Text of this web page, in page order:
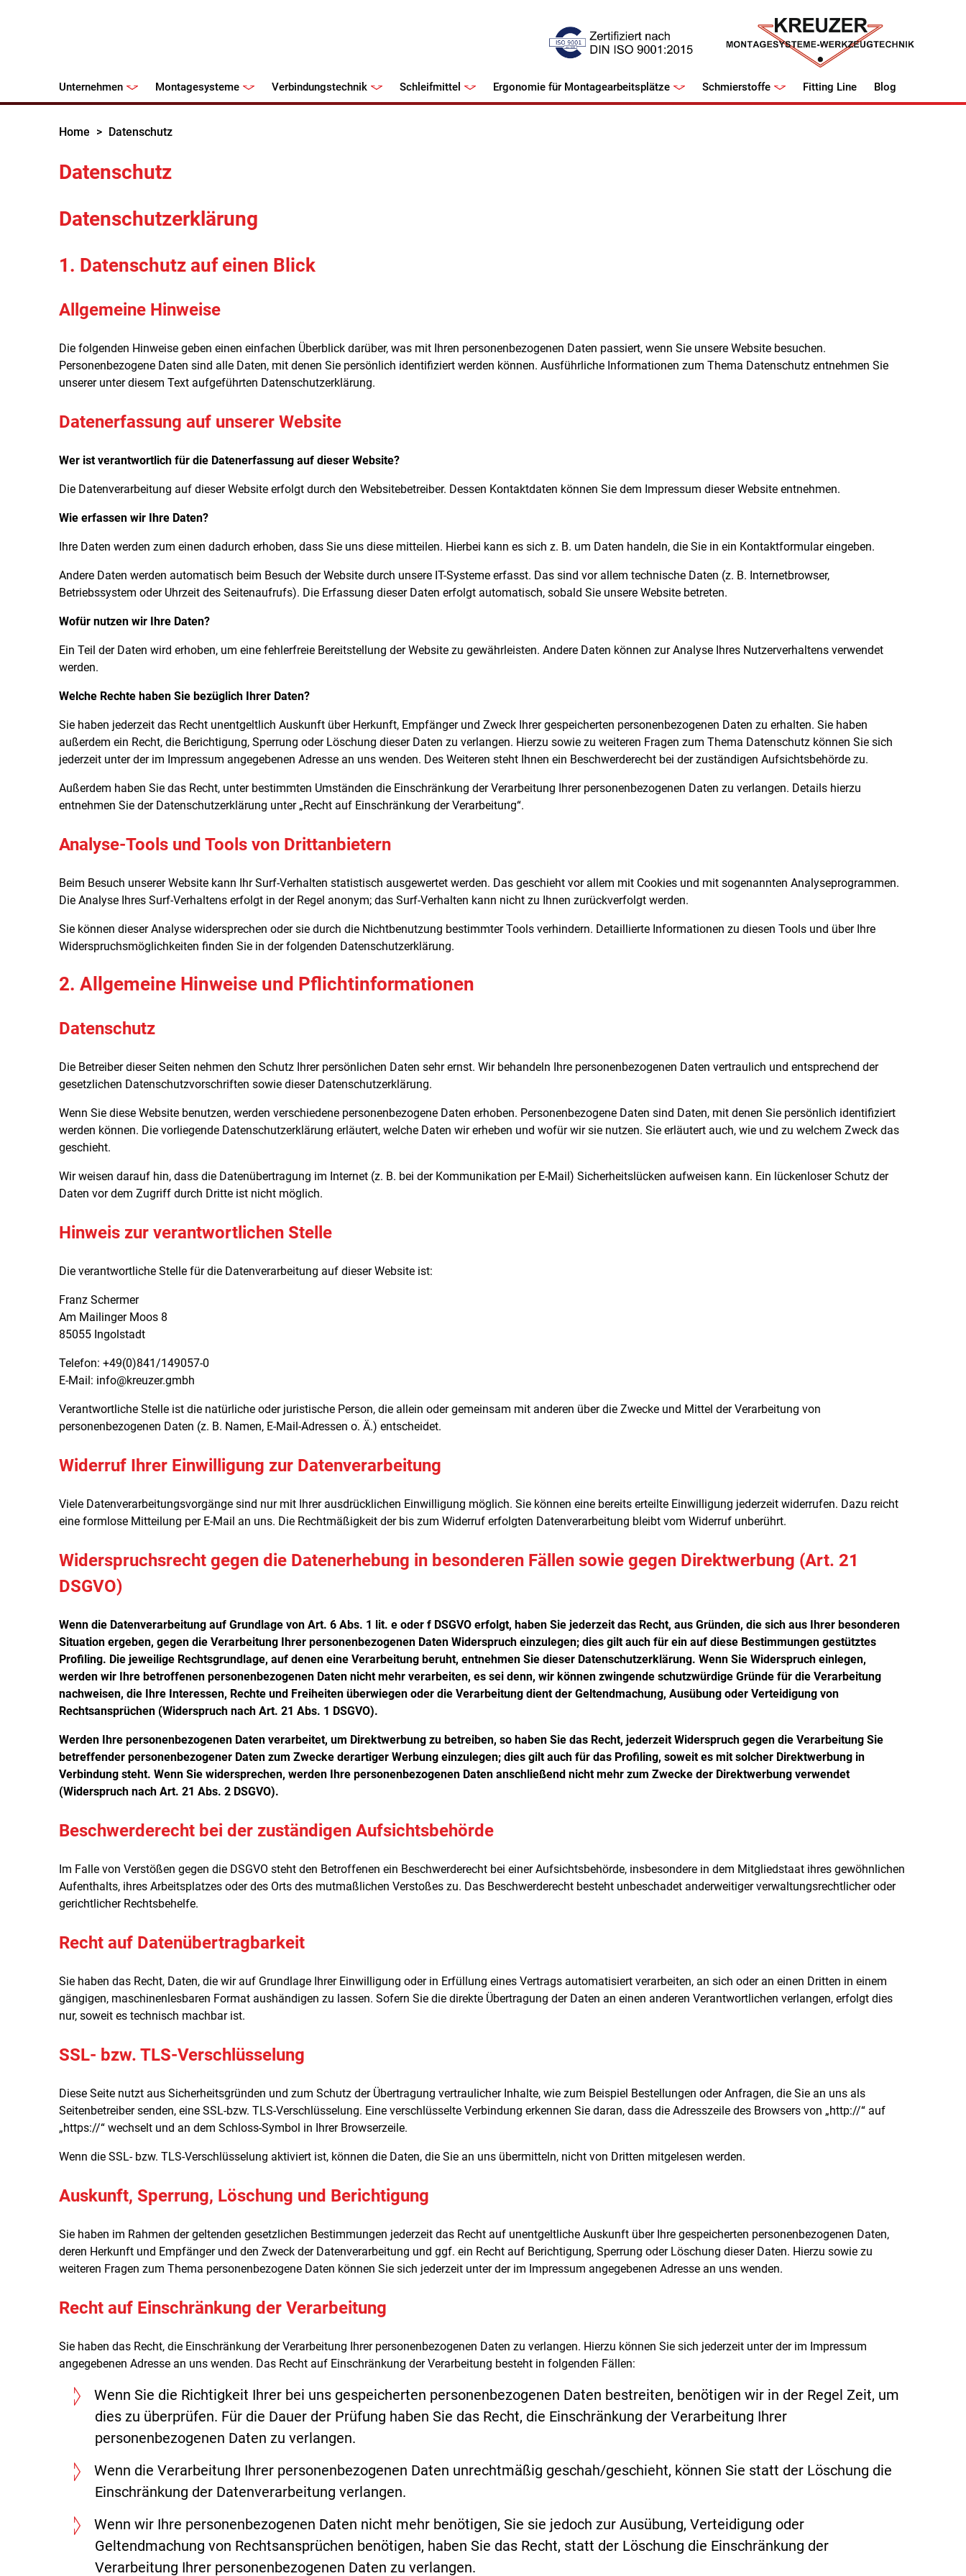
Unternehmen Montagesysteme Verbindungstechnik Schleifmittel Ergonomie für Montagearbeitsplätze Schmierstoffe Fitting Line Blog
Home > Datenschutz
Datenschutz
Datenschutzerklärung
1. Datenschutz auf einen Blick
Allgemeine Hinweise
Die folgenden Hinweise geben einen einfachen Überblick darüber, was mit Ihren personenbezogenen Daten passiert, wenn Sie unsere Website besuchen.
Personenbezogene Daten sind alle Daten, mit denen Sie persönlich identifiziert werden können. Ausführliche Informationen zum Thema Datenschutz entnehmen Sie
unserer unter diesem Text aufgeführten Datenschutzerklärung.
Datenerfassung auf unserer Website
Wer ist verantwortlich für die Datenerfassung auf dieser Website?
Die Datenverarbeitung auf dieser Website erfolgt durch den Websitebetreiber. Dessen Kontaktdaten können Sie dem Impressum dieser Website entnehmen.
Wie erfassen wir Ihre Daten?
Ihre Daten werden zum einen dadurch erhoben, dass Sie uns diese mitteilen. Hierbei kann es sich z. B. um Daten handeln, die Sie in ein Kontaktformular eingeben.
Andere Daten werden automatisch beim Besuch der Website durch unsere IT-Systeme erfasst. Das sind vor allem technische Daten (z. B. Internetbrowser,
Betriebssystem oder Uhrzeit des Seitenaufrufs). Die Erfassung dieser Daten erfolgt automatisch, sobald Sie unsere Website betreten.
Wofür nutzen wir Ihre Daten?
Ein Teil der Daten wird erhoben, um eine fehlerfreie Bereitstellung der Website zu gewährleisten. Andere Daten können zur Analyse Ihres Nutzerverhaltens verwendet
werden.
Welche Rechte haben Sie bezüglich Ihrer Daten?
Sie haben jederzeit das Recht unentgeltlich Auskunft über Herkunft, Empfänger und Zweck Ihrer gespeicherten personenbezogenen Daten zu erhalten. Sie haben
außerdem ein Recht, die Berichtigung, Sperrung oder Löschung dieser Daten zu verlangen. Hierzu sowie zu weiteren Fragen zum Thema Datenschutz können Sie sich
jederzeit unter der im Impressum angegebenen Adresse an uns wenden. Des Weiteren steht Ihnen ein Beschwerderecht bei der zuständigen Aufsichtsbehörde zu.
Außerdem haben Sie das Recht, unter bestimmten Umständen die Einschränkung der Verarbeitung Ihrer personenbezogenen Daten zu verlangen. Details hierzu
entnehmen Sie der Datenschutzerklärung unter „Recht auf Einschränkung der Verarbeitung“.
Analyse-Tools und Tools von Drittanbietern
Beim Besuch unserer Website kann Ihr Surf-Verhalten statistisch ausgewertet werden. Das geschieht vor allem mit Cookies und mit sogenannten Analyseprogrammen.
Die Analyse Ihres Surf-Verhaltens erfolgt in der Regel anonym; das Surf-Verhalten kann nicht zu Ihnen zurückverfolgt werden.
Sie können dieser Analyse widersprechen oder sie durch die Nichtbenutzung bestimmter Tools verhindern. Detaillierte Informationen zu diesen Tools und über Ihre
Widerspruchsmöglichkeiten finden Sie in der folgenden Datenschutzerklärung.
2. Allgemeine Hinweise und Pflichtinformationen
Datenschutz
Die Betreiber dieser Seiten nehmen den Schutz Ihrer persönlichen Daten sehr ernst. Wir behandeln Ihre personenbezogenen Daten vertraulich und entsprechend der
gesetzlichen Datenschutzvorschriften sowie dieser Datenschutzerklärung.
Wenn Sie diese Website benutzen, werden verschiedene personenbezogene Daten erhoben. Personenbezogene Daten sind Daten, mit denen Sie persönlich identifiziert
werden können. Die vorliegende Datenschutzerklärung erläutert, welche Daten wir erheben und wofür wir sie nutzen. Sie erläutert auch, wie und zu welchem Zweck das
geschieht.
Wir weisen darauf hin, dass die Datenübertragung im Internet (z. B. bei der Kommunikation per E-Mail) Sicherheitslücken aufweisen kann. Ein lückenloser Schutz der
Daten vor dem Zugriff durch Dritte ist nicht möglich.
Hinweis zur verantwortlichen Stelle
Die verantwortliche Stelle für die Datenverarbeitung auf dieser Website ist:
Franz Schermer
Am Mailinger Moos 8
85055 Ingolstadt
Telefon: +49(0)841/149057-0
E-Mail: info@kreuzer.gmbh
Verantwortliche Stelle ist die natürliche oder juristische Person, die allein oder gemeinsam mit anderen über die Zwecke und Mittel der Verarbeitung von
personenbezogenen Daten (z. B. Namen, E-Mail-Adressen o. Ä.) entscheidet.
Widerruf Ihrer Einwilligung zur Datenverarbeitung
Viele Datenverarbeitungsvorgänge sind nur mit Ihrer ausdrücklichen Einwilligung möglich. Sie können eine bereits erteilte Einwilligung jederzeit widerrufen. Dazu reicht
eine formlose Mitteilung per E-Mail an uns. Die Rechtmäßigkeit der bis zum Widerruf erfolgten Datenverarbeitung bleibt vom Widerruf unberührt.
Widerspruchsrecht gegen die Datenerhebung in besonderen Fällen sowie gegen Direktwerbung (Art. 21
DSGVO)
Wenn die Datenverarbeitung auf Grundlage von Art. 6 Abs. 1 lit. e oder f DSGVO erfolgt, haben Sie jederzeit das Recht, aus Gründen, die sich aus Ihrer besonderen
Situation ergeben, gegen die Verarbeitung Ihrer personenbezogenen Daten Widerspruch einzulegen; dies gilt auch für ein auf diese Bestimmungen gestütztes
Profiling. Die jeweilige Rechtsgrundlage, auf denen eine Verarbeitung beruht, entnehmen Sie dieser Datenschutzerklärung. Wenn Sie Widerspruch einlegen,
werden wir Ihre betroffenen personenbezogenen Daten nicht mehr verarbeiten, es sei denn, wir können zwingende schutzwürdige Gründe für die Verarbeitung
nachweisen, die Ihre Interessen, Rechte und Freiheiten überwiegen oder die Verarbeitung dient der Geltendmachung, Ausübung oder Verteidigung von
Rechtsansprüchen (Widerspruch nach Art. 21 Abs. 1 DSGVO).
Werden Ihre personenbezogenen Daten verarbeitet, um Direktwerbung zu betreiben, so haben Sie das Recht, jederzeit Widerspruch gegen die Verarbeitung Sie
betreffender personenbezogener Daten zum Zwecke derartiger Werbung einzulegen; dies gilt auch für das Profiling, soweit es mit solcher Direktwerbung in
Verbindung steht. Wenn Sie widersprechen, werden Ihre personenbezogenen Daten anschließend nicht mehr zum Zwecke der Direktwerbung verwendet
(Widerspruch nach Art. 21 Abs. 2 DSGVO).
Beschwerderecht bei der zuständigen Aufsichtsbehörde
Im Falle von Verstößen gegen die DSGVO steht den Betroffenen ein Beschwerderecht bei einer Aufsichtsbehörde, insbesondere in dem Mitgliedstaat ihres gewöhnlichen
Aufenthalts, ihres Arbeitsplatzes oder des Orts des mutmaßlichen Verstoßes zu. Das Beschwerderecht besteht unbeschadet anderweitiger verwaltungsrechtlicher oder
gerichtlicher Rechtsbehelfe.
Recht auf Datenübertragbarkeit
Sie haben das Recht, Daten, die wir auf Grundlage Ihrer Einwilligung oder in Erfüllung eines Vertrags automatisiert verarbeiten, an sich oder an einen Dritten in einem
gängigen, maschinenlesbaren Format aushändigen zu lassen. Sofern Sie die direkte Übertragung der Daten an einen anderen Verantwortlichen verlangen, erfolgt dies
nur, soweit es technisch machbar ist.
SSL- bzw. TLS-Verschlüsselung
Diese Seite nutzt aus Sicherheitsgründen und zum Schutz der Übertragung vertraulicher Inhalte, wie zum Beispiel Bestellungen oder Anfragen, die Sie an uns als
Seitenbetreiber senden, eine SSL-bzw. TLS-Verschlüsselung. Eine verschlüsselte Verbindung erkennen Sie daran, dass die Adresszeile des Browsers von „http://“ auf
„https://“ wechselt und an dem Schloss-Symbol in Ihrer Browserzeile.
Wenn die SSL- bzw. TLS-Verschlüsselung aktiviert ist, können die Daten, die Sie an uns übermitteln, nicht von Dritten mitgelesen werden.
Auskunft, Sperrung, Löschung und Berichtigung
Sie haben im Rahmen der geltenden gesetzlichen Bestimmungen jederzeit das Recht auf unentgeltliche Auskunft über Ihre gespeicherten personenbezogenen Daten,
deren Herkunft und Empfänger und den Zweck der Datenverarbeitung und ggf. ein Recht auf Berichtigung, Sperrung oder Löschung dieser Daten. Hierzu sowie zu
weiteren Fragen zum Thema personenbezogene Daten können Sie sich jederzeit unter der im Impressum angegebenen Adresse an uns wenden.
Recht auf Einschränkung der Verarbeitung
Sie haben das Recht, die Einschränkung der Verarbeitung Ihrer personenbezogenen Daten zu verlangen. Hierzu können Sie sich jederzeit unter der im Impressum
angegebenen Adresse an uns wenden. Das Recht auf Einschränkung der Verarbeitung besteht in folgenden Fällen:
Wenn Sie die Richtigkeit Ihrer bei uns gespeicherten personenbezogenen Daten bestreiten, benötigen wir in der Regel Zeit, um
dies zu überprüfen. Für die Dauer der Prüfung haben Sie das Recht, die Einschränkung der Verarbeitung Ihrer
personenbezogenen Daten zu verlangen.
Wenn die Verarbeitung Ihrer personenbezogenen Daten unrechtmäßig geschah/geschieht, können Sie statt der Löschung die
Einschränkung der Datenverarbeitung verlangen.
Wenn wir Ihre personenbezogenen Daten nicht mehr benötigen, Sie sie jedoch zur Ausübung, Verteidigung oder
Geltendmachung von Rechtsansprüchen benötigen, haben Sie das Recht, statt der Löschung die Einschränkung der
Verarbeitung Ihrer personenbezogenen Daten zu verlangen.